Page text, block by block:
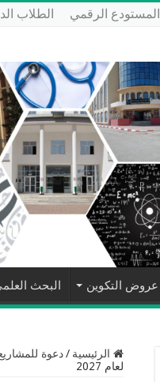
المستودع الرقمي الطلاب
عروض التكوين البحث
الرئيسية /دعوة
لعام 2027